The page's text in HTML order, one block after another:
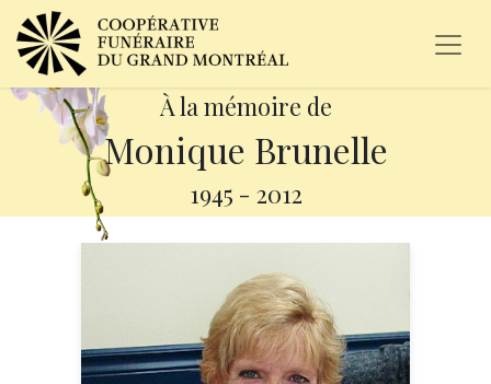
À la mémoire de
Monique Brunelle
1945 - 2012